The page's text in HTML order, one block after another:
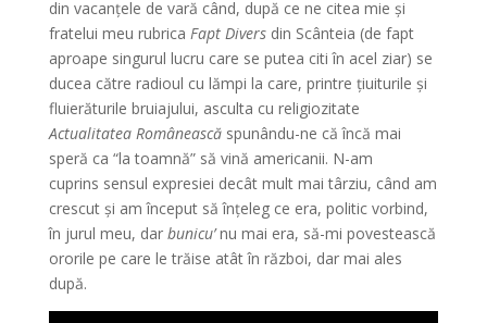
din vacanțele de vară când, după ce ne citea mie și
fratelui meu rubrica Fapt Diversdin Scânteia (de fapt
aproape singurul lucru care se putea citi în acel ziar) se
ducea către radioul cu lămpi la care, printre țiuiturile și
fluierăturile bruiajului, asculta cu religiozitate
Actualitatea Româneascăspunându-ne că încă mai
speră ca “la toamnă” să vină americanii. N-am
cuprins sensul expresiei decât mult mai târziu, când am
crescut și am început să înțeleg ce era, politic vorbind,
în jurul meu, dar bunicu’nu mai era, să-mi povestească
ororile pe care le trăise atât în război, dar mai ales
după.